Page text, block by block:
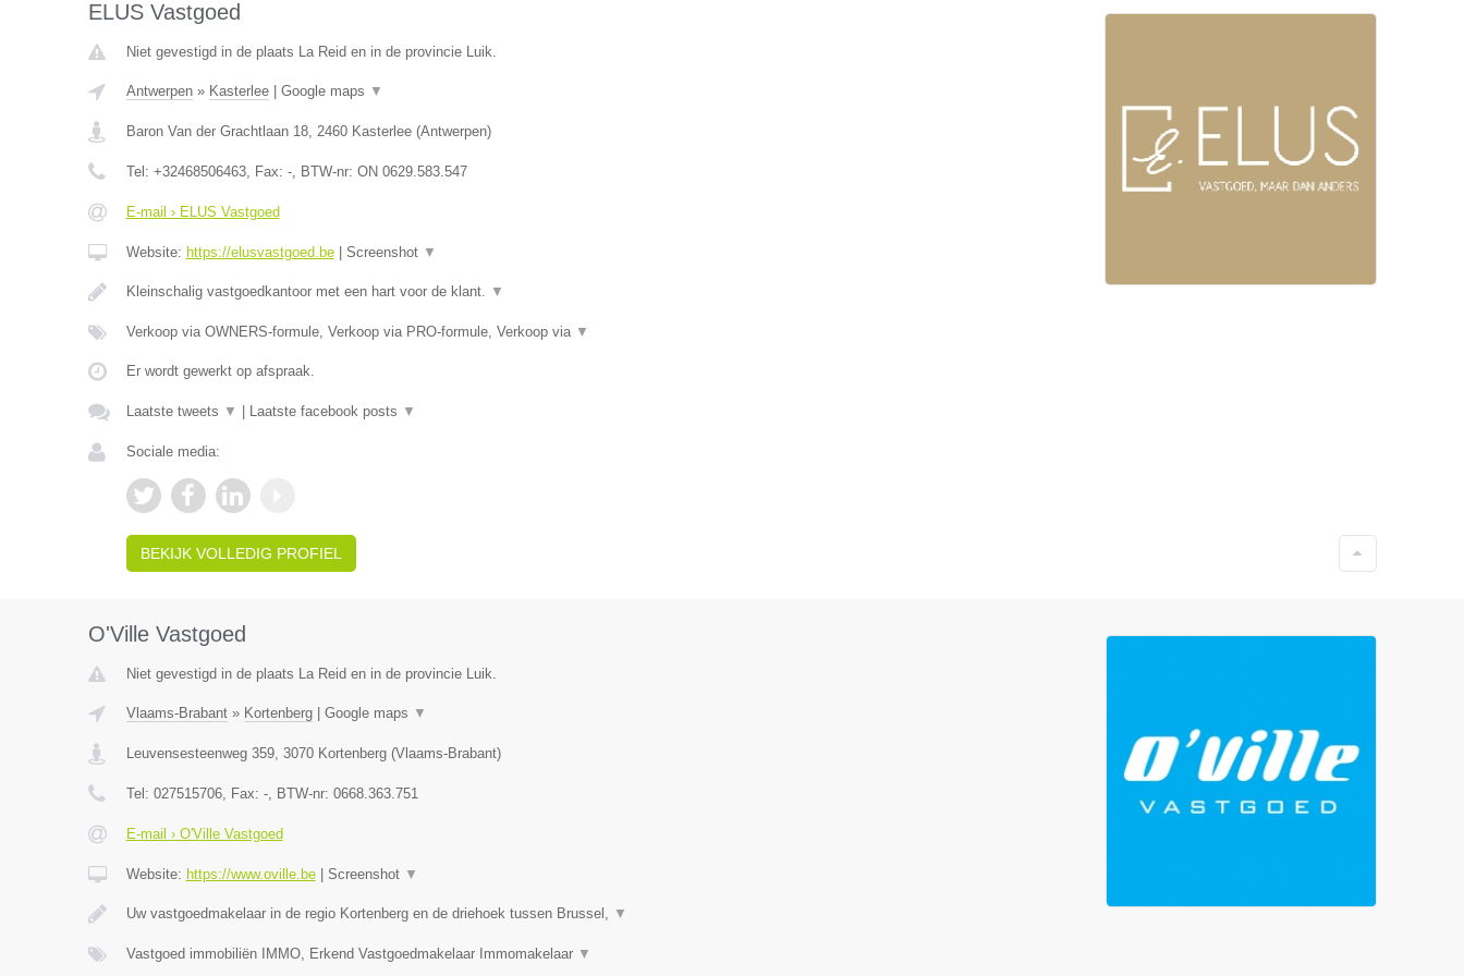
ELUS Vastgoed
Niet gevestigd in de plaats La Reid en in de provincie Luik.
Antwerpen» Kasterlee| Google maps ▼
Baron Van der Grachtlaan 18, 2460 Kasterlee(Antwerpen)
Tel: +32468506463, Fax: -, BTW-nr: ON 0629.583.547
E-mail › ELUS Vastgoed
Website: https://elusvastgoed.be| Screenshot ▼
Kleinschalig vastgoedkantoor met een hart voor de klant. ▼
Verkoop via OWNERS-formule, Verkoop via PRO-formule, Verkoop via ▼
Er wordt gewerkt op afspraak.
Laatste tweets ▼ Laatste facebook posts ▼
Sociale media:
BEKIJK VOLLEDIG PROFIEL
O'Ville Vastgoed
Niet gevestigd in de plaats La Reid en in de provincie Luik.
Vlaams-Brabant» Kortenberg| Google maps ▼
Leuvensesteenweg 359, 3070 Kortenberg(Vlaams-Brabant)
Tel: 027515706, Fax: -, BTW-nr: 0668.363.751
E-mail › O'Ville Vastgoed
Website: https://www.oville.be| Screenshot ▼
Uw vastgoedmakelaar in de regio Kortenberg en de driehoek tussen Brussel, ▼
Vastgoed immobiliën IMMO, Erkend Vastgoedmakelaar Immomakelaar ▼